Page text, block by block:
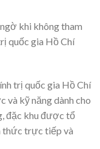
khi không tham
quốc gia Hồ Chí
trị quốc gia Hồ Chí
kỹ năng dành cho
đặc khu được tổ
thức trực tiếp và